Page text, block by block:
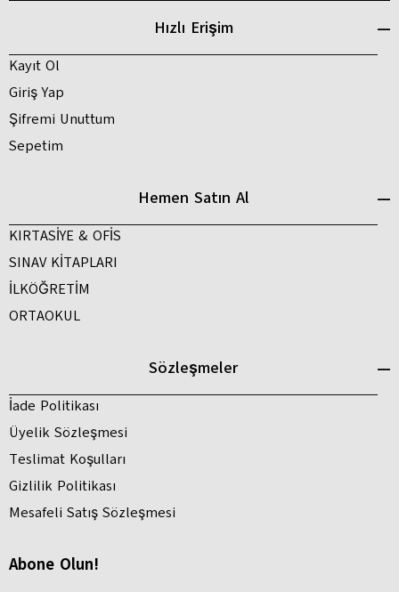
Hızlı Erişim
Kayıt Ol
Giriş Yap
Şifremi Unuttum
Sepetim
Hemen Satın Al
KIRTASİYE & OFİS
SINAV KİTAPLARI
İLKÖĞRETİM
ORTAOKUL
Sözleşmeler
İade Politikası
Üyelik Sözleşmesi
Teslimat Koşulları
Gizlilik Politikası
Mesafeli Satış Sözleşmesi
Abone Olun!